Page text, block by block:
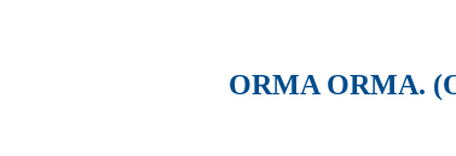
ORMA ORMA.